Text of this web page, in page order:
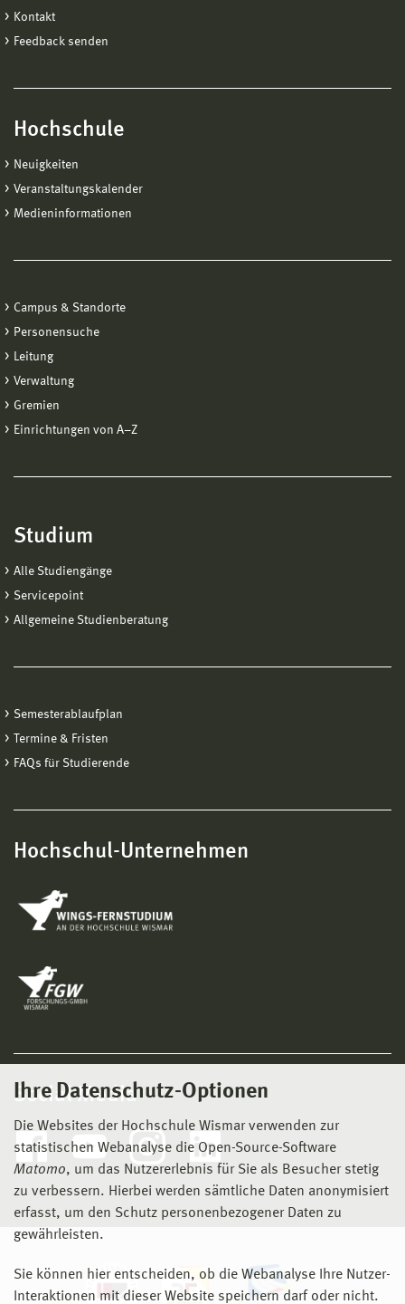
Ihre Datenschutz-Optionen
Die Websites der Hochschule Wismar verwenden zur
statistischen Webanalyse die Open-Source-Software
Matomo, um das Nutzererlebnis für Sie als Besucher stetig
zu verbessern. Hierbei werden sämtliche Daten anonymisiert
erfasst, um den Schutz personenbezogener Daten zu
gewährleisten.
Sie können hier entscheiden, ob die Webanalyse Ihre Nutzer-
Interaktionen mit dieser Website speichern darf oder nicht.
Kontakt
Feedback senden
Hochschule
Neuigkeiten
Veranstaltungskalender
Medieninformationen
Campus & Standorte
Personensuche
Leitung
Verwaltung
Gremien
Einrichtungen von A−Z
Studium
Alle Studiengänge
Servicepoint
Allgemeine Studienberatung
Semesterablaufplan
Termine & Fristen
FAQs für Studierende
Hochschul-Unternehmen
Social Media